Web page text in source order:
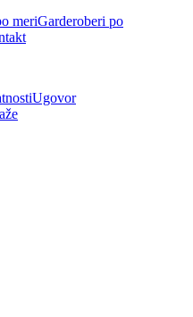
meriGarderoberi po
Ugovor